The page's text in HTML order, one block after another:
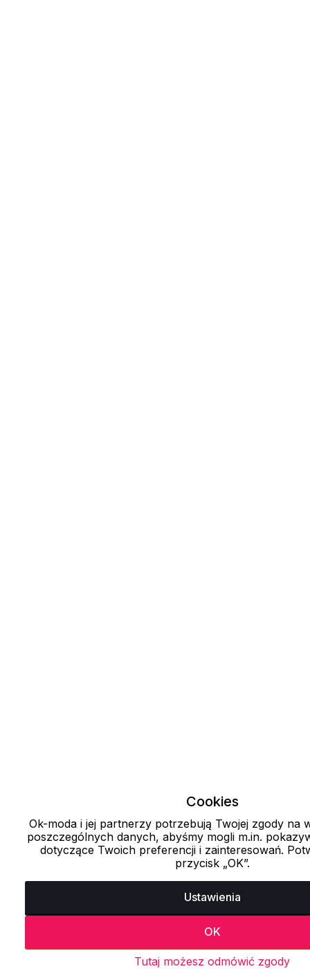
Cookies
Ok-moda i jej partnerzy potrzebują Twojej zgody na
poszczególnych danych, abyśmy mogli m.in.
dotyczące Twoich preferencji i zainteresowań.
przycisk „OK”.
Ustawienia
OK
Tutaj możesz odmówić zgody